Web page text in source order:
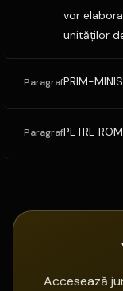
vor
unităţilor
ParagrafPRIM-
ParagrafPETRE
Accesează